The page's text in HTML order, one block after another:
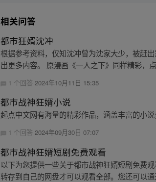
相关问答
都市狂婿沈冲
根据参考资料，仅知沈冲曾为沈家大少，被赶
出更多内容。 原漫画《一人之下》同样精彩，
1 个回答2024年10月11日 15:35
都市战神狂婿小说
起点中文网有海量的精彩作品，涵盖丰富的小
1 个回答2024年09月30日 07:07
都市战神狂婿短剧免费观看
以下为您提供一些关于都市战神狂婿短剧免费
转存到自己的网盘才可以观看全部。您还可以